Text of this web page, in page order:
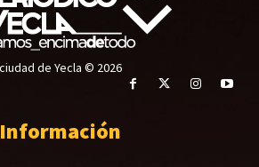
de Yecla © 2026
Información